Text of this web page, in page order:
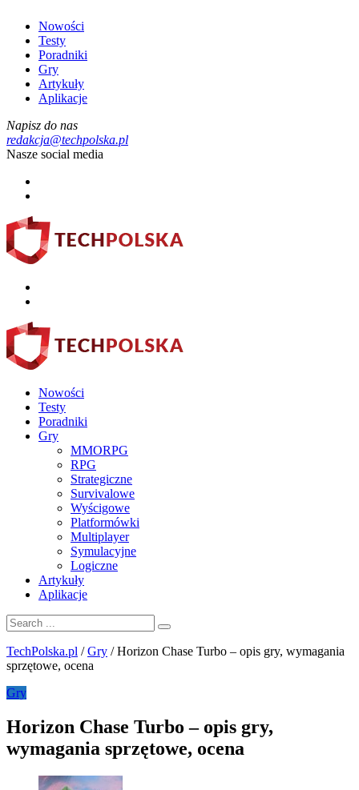
Nowości
Testy
Poradniki
Gry
Artykuły
Aplikacje
Napisz do nas
redakcja@techpolska.pl
Nasze social media
Nowości
Testy
Poradniki
Gry
MMORPG
RPG
Strategiczne
Survivalowe
Wyścigowe
Platformówki
Multiplayer
Symulacyjne
Logiczne
Artykuły
Aplikacje
TechPolska.pl /Gry /Horizon Chase Turbo – opis gry, wymagania
sprzętowe, ocena
Gry
Horizon Chase Turbo – opis gry,
wymagania sprzętowe, ocena